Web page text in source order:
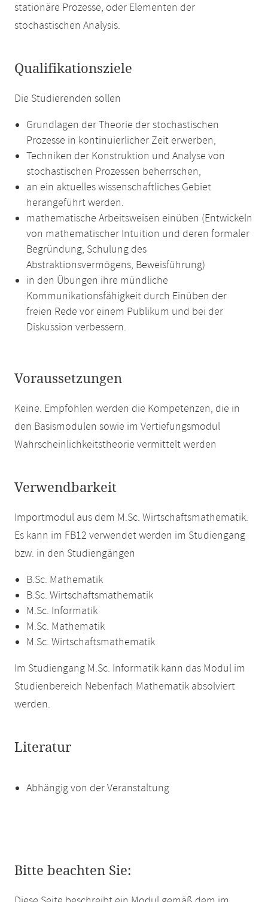
stationäre Prozesse, oder Elementen der
stochastischen Analysis.
Qualifikationsziele
Die Studierenden sollen
Grundlagen der Theorie der stochastischen
Prozesse in kontinuierlicher Zeit erwerben,
Techniken der Konstruktion und Analyse von
stochastischen Prozessen beherrschen,
an ein aktuelles wissenschaftliches Gebiet
herangeführt werden.
mathematische Arbeitsweisen einüben (Entwickeln
von mathematischer Intuition und deren formaler
Begründung, Schulung des
Abstraktionsvermögens, Beweisführung)
in den Übungen ihre mündliche
Kommunikationsfähigkeit durch Einüben der
freien Rede vor einem Publikum und bei der
Diskussion verbessern.
Voraussetzungen
Keine. Empfohlen werden die Kompetenzen, die in
den Basismodulen sowie im Vertiefungsmodul
Wahrscheinlichkeitstheorie vermittelt werden
Verwendbarkeit
Importmodul aus dem M.Sc. Wirtschaftsmathematik.
Es kann im FB12 verwendet werden im Studiengang
bzw. in den Studiengängen
B.Sc. Mathematik
B.Sc. Wirtschaftsmathematik
M.Sc. Informatik
M.Sc. Mathematik
M.Sc. Wirtschaftsmathematik
Im Studiengang M.Sc. Informatik kann das Modul im
Studienbereich Nebenfach Mathematik absolviert
werden.
Literatur
Abhängig von der Veranstaltung
Bitte beachten Sie: